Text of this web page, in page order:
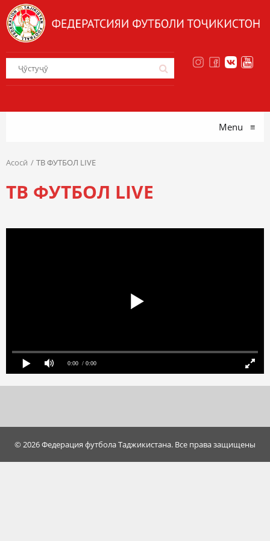
Menu ≡
Асосӣ ТВ ФУТБОЛ LIVE
ТВ ФУТБОЛ LIVE
0:00 / 0:00
© 2026 Федерация футбола Таджикистана. Все права защищены